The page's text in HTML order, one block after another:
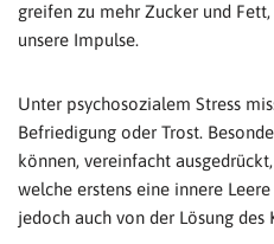
greifen zu mehr Zucker und
unsere Impulse.
Unter psychosozialem Stress
Befriedigung oder Trost.
können, vereinfacht
welche erstens eine innere
jedoch auch von der Lösung